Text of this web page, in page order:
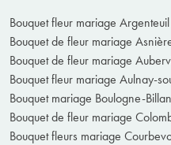
Bouquet fleur mariage Argenteuil
Bouquet de fleur mariage
Bouquet de fleur mariage
Bouquet fleur mariage Aulnay-
Bouquet mariage Boulogne-
Bouquet de fleur mariage
Bouquet fleurs mariage